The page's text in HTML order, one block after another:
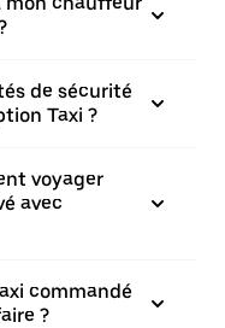
de sécurité
Taxi ?
voyager
avec
commandé
?